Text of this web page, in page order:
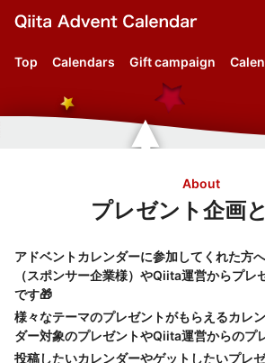
Top Calendars Gift campaign
About
プレゼント企画
アドベントカレンダーに参加してくれた方
（スポンサー企業様）やQiita運営からプレ
です🎁
様々なテーマのプレゼントがもらえるカレ
ダー対象のプレゼントやQiita運営からのプ
投稿したいカレンダーやゲットしたいプレ